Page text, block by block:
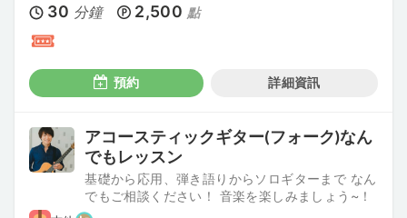
30 分鐘 2,500 點
預約 詳細資訊
アコースティックギター(フォーク)なん
でもレッスン
基礎から応用、弾き語りからソロギターまで なん
でもご相談ください！ 音楽を楽しみましょう~！